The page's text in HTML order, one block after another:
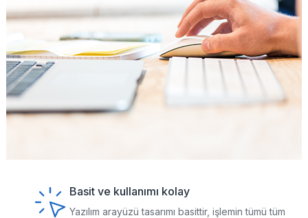
Basit ve kullanımı kolay
Yazılım arayüzü tasarımı basittir, işlemin tümü tüm